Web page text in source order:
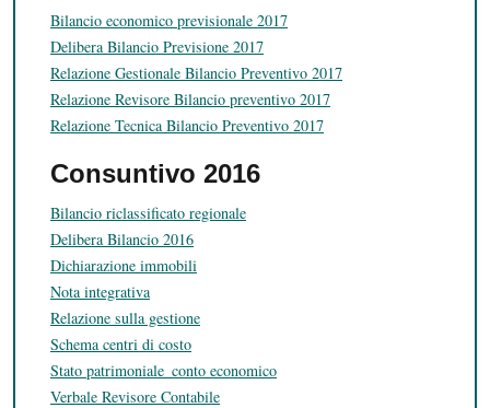
Bilancio economico previsionale 2017
Delibera Bilancio Previsione 2017
Relazione Gestionale Bilancio Preventivo 2017
Relazione Revisore Bilancio preventivo 2017
Relazione Tecnica Bilancio Preventivo 2017
Consuntivo 2016
Bilancio riclassificato regionale
Delibera Bilancio 2016
Dichiarazione immobili
Nota integrativa
Relazione sulla gestione
Schema centri di costo
Stato patrimoniale_conto economico
Verbale Revisore Contabile